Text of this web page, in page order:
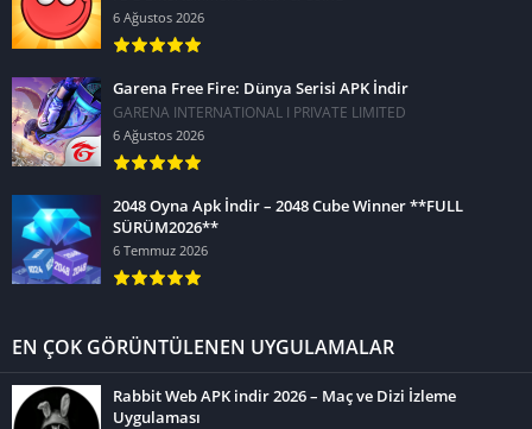
6 Ağustos 2026
Garena Free Fire: Dünya Serisi APK İndir
GARENA INTERNATIONAL I PRIVATE LIMITED
6 Ağustos 2026
2048 Oyna Apk İndir – 2048 Cube Winner **FULL
SÜRÜM2026**
6 Temmuz 2026
EN ÇOK GÖRÜNTÜLENEN UYGULAMALAR
Rabbit Web APK indir 2026 – Maç ve Dizi İzleme
Uygulaması